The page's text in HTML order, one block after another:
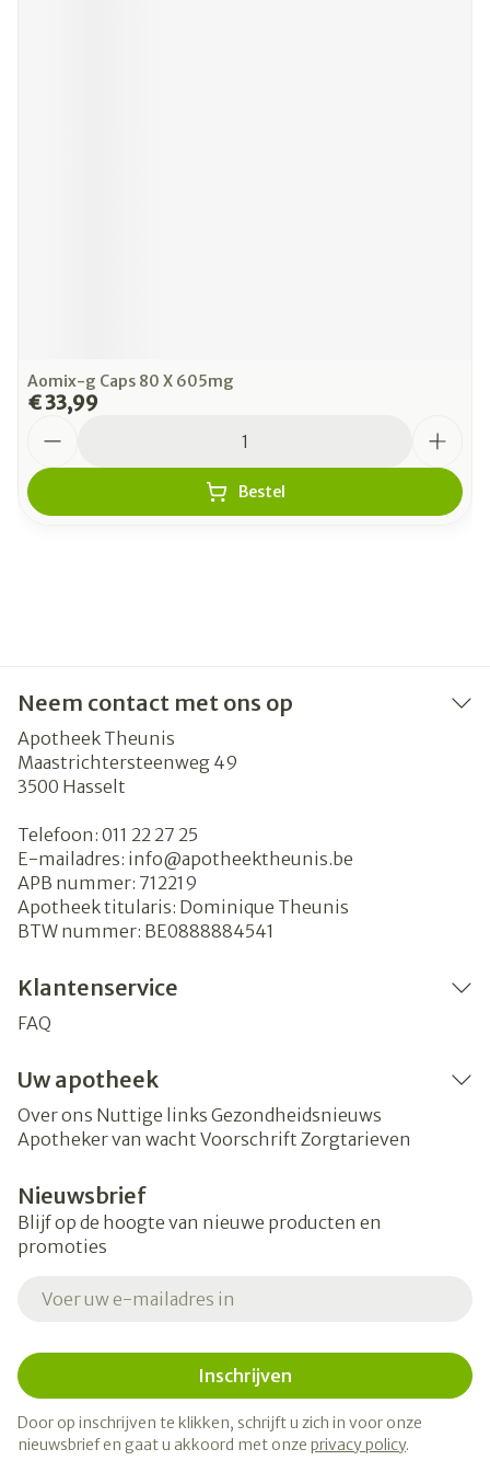
Aomix-g Caps 80 X 605mg
€ 33,99
Bestel
Neem contact met ons op
Apotheek Theunis
Maastrichtersteenweg 49
3500 Hasselt
Telefoon: 011 22 27 25
E-mailadres: info@apotheektheunis.be
APB nummer: 712219
Apotheek titularis: Dominique Theunis
BTW nummer: BE0888884541
Klantenservice
FAQ
Uw apotheek
Over ons Nuttige links Gezondheidsnieuws
Apotheker van wacht Voorschrift Zorgtarieven
Nieuwsbrief
Blijf op de hoogte van nieuwe producten en
promoties
Inschrijven
Door op inschrijven te klikken, schrijft u zich in voor onze
nieuwsbrief en gaat u akkoord met onze privacy policy.